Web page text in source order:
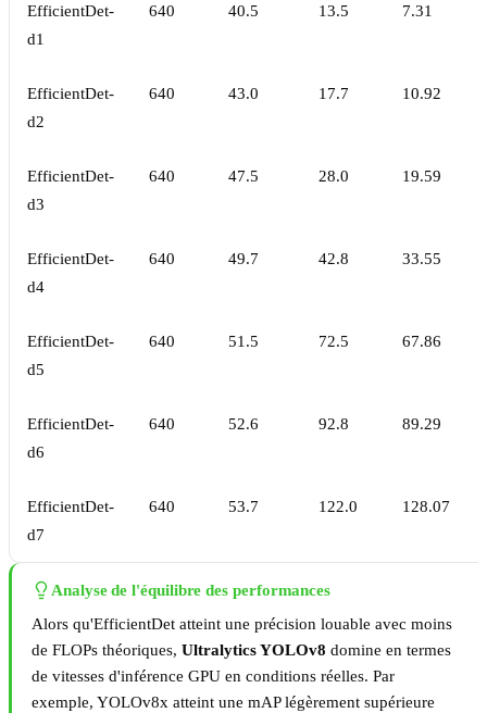
EfficientDet-
d1
640 40.5 13.5 7.31
EfficientDet-
d2
640 43.0 17.7 10.92
EfficientDet-
d3
640 47.5 28.0 19.59
EfficientDet-
d4
640 49.7 42.8 33.55
EfficientDet-
d5
640 51.5 72.5 67.86
EfficientDet-
d6
640 52.6 92.8 89.29
EfficientDet-
d7
640 53.7 122.0 128.07
Analyse de l'équilibre des performances
Alors qu'EfficientDet atteint une précision louable avec moins
de FLOPs théoriques, Ultralytics YOLOv8 domine en termes
de vitesses d'inférence GPU en conditions réelles. Par
exemple, YOLOv8x atteint une mAP légèrement supérieure